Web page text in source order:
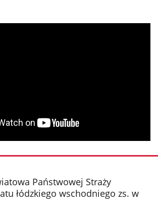
Państwowej Straży
łódzkiego wschodniego zs. w